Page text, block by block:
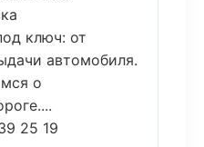
ключ: от
автомобиля.
о
25 19